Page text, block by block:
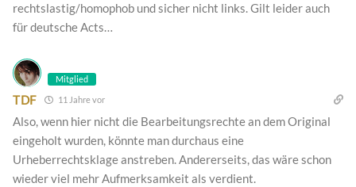
rechtslastig/homophob und sicher nicht links. Gilt leider auch
für deutsche Acts…
Mitglied
TDF 11 Jahre vor
Also, wenn hier nicht die Bearbeitungsrechte an dem Original
eingeholt wurden, könnte man durchaus eine
Urheberrechtsklage anstreben. Andererseits, das wäre schon
wieder viel mehr Aufmerksamkeit als verdient.